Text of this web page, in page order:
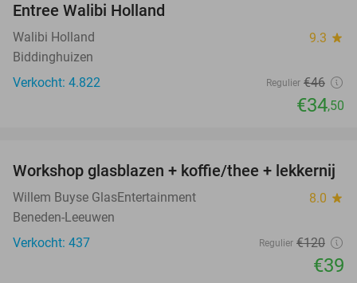
Entree Walibi Holland
Walibi Holland 9.3 star
Biddinghuizen
Verkocht: 4.822
Regulier €46
€34,50
68%
Workshop glasblazen + koffie/thee + lekkernij
Willem Buyse GlasEntertainment 8.0 star
Beneden-Leeuwen
Verkocht: 437
Regulier €120
€39